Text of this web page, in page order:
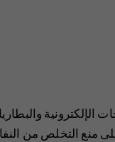
الإلكترونية
منع التخلص من